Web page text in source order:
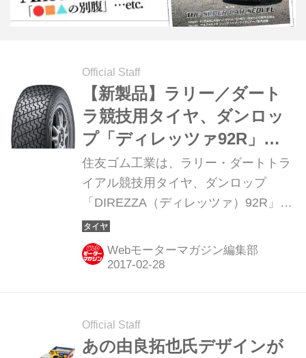
Official Staff
【新製品】ラリー／ダート
ラ競技用タイヤ、ダンロッ
プ「ディレッツァ92R」新
スペック発売 2017年2月28
日
住友ゴム工業は、ラリー・ダートトラ
イアル競技用タイヤ、ダンロップ
「DIREZZA（ディレッツァ）92R」の
新スペック「SS2」を3月から発売。
発売サイズは2サイズで、価格はオー
プン。
Webモーターマガジン編集部
Official Staff
あの由良拓也氏デザインが